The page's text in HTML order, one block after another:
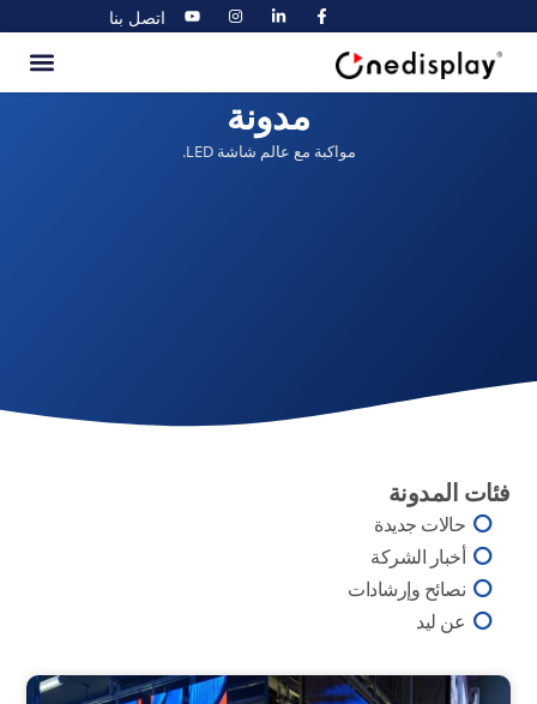
اتصل بنا
مدونة
مواكبة مع عالم شاشة LED.
فئات المدونة
حالات جديدة
أخبار الشركة
نصائح وإرشادات
عن ليد